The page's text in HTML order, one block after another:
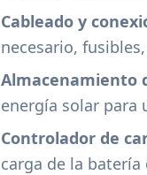
Cableado y
necesario,
Almacenamiento
energía solar para
Controlador de
carga de la